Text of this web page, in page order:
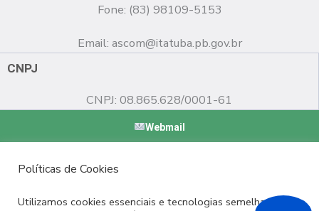
Fone: (83) 98109-5153
Email: ascom@itatuba.pb.gov.br
CNPJ
CNPJ: 08.865.628/0001-61
Webmail
Políticas de Cookies
Utilizamos cookies essenciais e tecnologias semelhantes de